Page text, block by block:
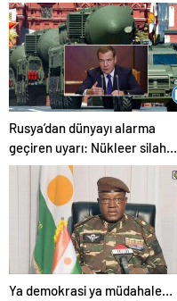
Rusya’dan dünyayı alarma
geçiren uyarı: Nükleer silah
kullanmak zorunda kalırız
Ya demokrasi ya müdahale…